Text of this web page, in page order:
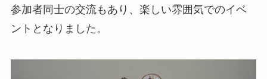
参加者同士の交流もあり、楽しい雰囲気でのイベ
ントとなりました。